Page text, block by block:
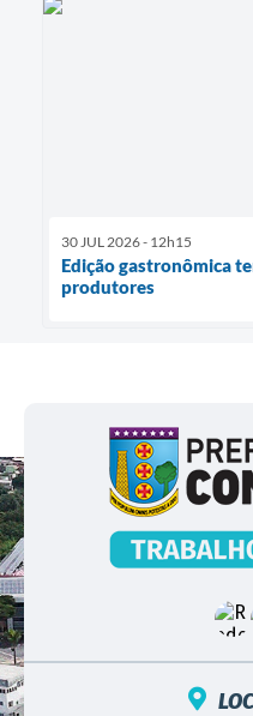
30 JUL 2026 - 12h15
Edição gastronômica
produtores